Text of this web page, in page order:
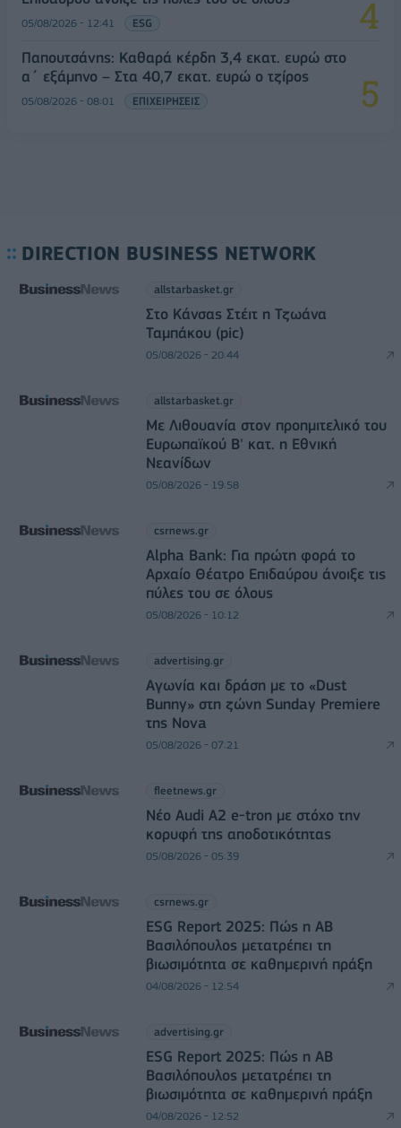
05/08/2026 - 12:41 ESG
Παπουτσάνης: Καθαρά κέρδη 3,4 εκατ. ευρώ στο
α΄ εξάμηνο – Στα 40,7 εκατ. ευρώ ο τζίρος
05/08/2026 - 08:01 ΕΠΙΧΕΙΡΗΣΕΙΣ
DIRECTION BUSINESS NETWORK
allstarbasket.gr
Στο Κάνσας Στέιτ η Τζωάνα
Ταμπάκου (pic)
05/08/2026 - 20:44
allstarbasket.gr
Με Λιθουανία στον προημιτελικό του
Ευρωπαϊκού Β' κατ. η Εθνική
Νεανίδων
05/08/2026 - 19:58
csrnews.gr
Alpha Bank: Για πρώτη φορά το
Αρχαίο Θέατρο Επιδαύρου άνοιξε τις
πύλες του σε όλους
05/08/2026 - 10:12
advertising.gr
Αγωνία και δράση με το «Dust
Bunny» στη ζώνη Sunday Premiere
της Nova
05/08/2026 - 07:21
fleetnews.gr
Νέο Audi A2 e-tron με στόχο την
κορυφή της αποδοτικότητας
05/08/2026 - 05:39
csrnews.gr
ESG Report 2025: Πώς η ΑΒ
Βασιλόπουλος μετατρέπει τη
βιωσιμότητα σε καθημερινή πράξη
04/08/2026 - 12:54
advertising.gr
ESG Report 2025: Πώς η ΑΒ
Βασιλόπουλος μετατρέπει τη
βιωσιμότητα σε καθημερινή πράξη
04/08/2026 - 12:52